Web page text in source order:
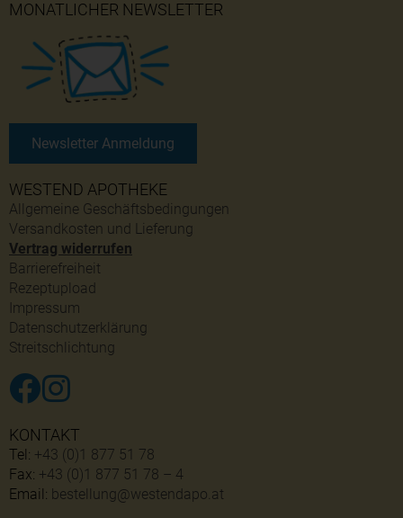
WESTEND APOTHEKE
Allgemeine Geschäftsbedingungen
Versandkosten und Lieferung
Vertrag widerrufen
Barrierefreiheit
Rezeptupload
Impressum
Datenschutzerklärung
Streitschlichtung
MONATLICHER NEWSLETTER
Newsletter Anmeldung
KONTAKT
Tel: +43 (0)1 877 51 78
Fax: +43 (0)1 877 51 78 – 4
Email: bestellung@westendapo.at